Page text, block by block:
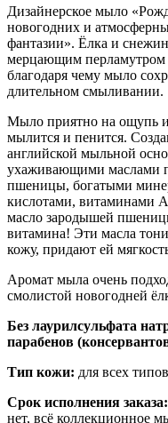
Дизайнерское мыло
новогодних и
фантазии». Ёлка и
мерцающим перламутром
благодаря чему мыло
длительном смыливании.
Мыло приятно на ощупь
мылится и пенится.
английской мыльной
ухаживающими маслами
пшеницы, богатыми
кислотами, витаминами
масло зародышей
витамина! Эти масла
кожу, придают ей
Аромат мыла очень
смолистой новогодней
Без лаурилсульфата
парабенов
Тип кожи: для всех
Срок исполнения заказа:
нет, всё коллекционное